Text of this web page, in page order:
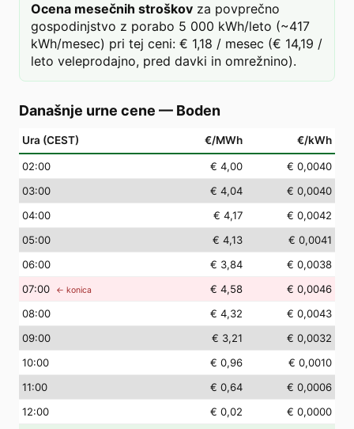
Ocena mesečnih stroškov za povprečno
gospodinjstvo z porabo 5 000 kWh/leto (~417
kWh/mesec) pri tej ceni: € 1,18 / mesec (€ 14,19 /
leto veleprodajno, pred davki in omrežnino).
Današnje urne cene — Boden
Ura (CEST) €/MWh €/kWh
02:00 € 4,00
€ 0,0040
03:00 € 4,04
€ 0,0040
04:00 € 4,17
€ 0,0042
05:00 € 4,13
€ 0,0041
06:00 € 3,84
€ 0,0038
07:00 ← konica € 4,58
€ 0,0046
08:00 € 4,32
€ 0,0043
09:00 € 3,21
€ 0,0032
10:00 € 0,96
€ 0,0010
11:00 € 0,64
€ 0,0006
12:00 € 0,02
€ 0,0000